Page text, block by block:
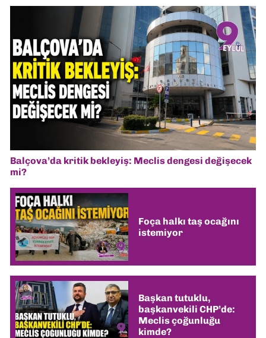
Balçova’da kritik bekleyiş: Meclis dengesi değişecek
mi?
Foça halkı taş ocağını
istemiyor
Başkan tutuklu,
başkanvekili CHP’de:
Meclis çoğunluğu
kimde?